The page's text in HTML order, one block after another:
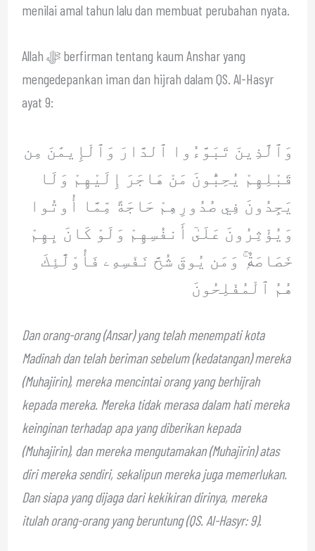
menilai amal tahun lalu dan membuat perubahan nyata.
Allah ﷻ berfirman tentang kaum Anshar yang
mengedepankan iman dan hijrah dalam QS. Al-Hasyr
ayat 9:
وَٱلَّذِينَ تَبَوَّءُوا ٱلدَّارَ وَٱلْإِيمَٰنَ مِن
قَبْلِهِمْ يُحِبُّونَ مَنْ هَاجَرَ إِلَيْهِمْ وَلَا
يَجِدُونَ فِي صُدُورِهِمْ حَاجَةً مِّمَّا أُوتُوا
وَيُؤْثِرُونَ عَلَىٰٓ أَنفُسِهِمْ وَلَوْ كَانَ بِهِمْ
خَصَاصَةٌۭ ۚ وَمَن يُوقَ شُحَّ نَفْسِهِۦ فَأُوْلَٰٓئِكَ
هُمُ ٱلْمُفْلِحُونَ
Dan orang-orang (Ansar) yang telah menempati kota
Madinah dan telah beriman sebelum (kedatangan) mereka
(Muhajirin), mereka mencintai orang yang berhijrah
kepada mereka. Mereka tidak merasa dalam hati mereka
keinginan terhadap apa yang diberikan kepada
(Muhajirin), dan mereka mengutamakan (Muhajirin) atas
diri mereka sendiri, sekalipun mereka juga memerlukan.
Dan siapa yang dijaga dari kekikiran dirinya, mereka
itulah orang-orang yang beruntung (QS. Al-Hasyr: 9).